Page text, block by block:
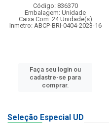
Código: 836370
Embalagem: Unidade
Caixa Com: 24 Unidade(s)
Inmetro: ABCP-BRI-0404-2023-16
Faça seu login ou
cadastre-se para
comprar.
Seleção Especial UD